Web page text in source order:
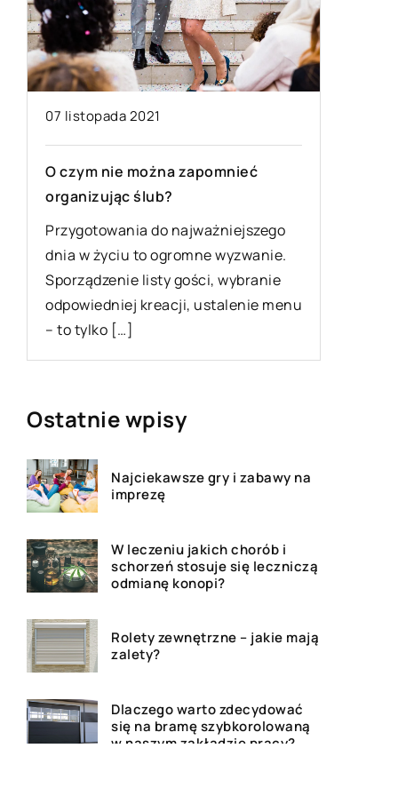
07 listopada 2021
O czym nie można zapomnieć
organizując ślub?
Przygotowania do najważniejszego
dnia w życiu to ogromne wyzwanie.
Sporządzenie listy gości, wybranie
odpowiedniej kreacji, ustalenie menu
– to tylko […]
Ostatnie wpisy
Najciekawsze gry i zabawy na
imprezę
W leczeniu jakich chorób i
schorzeń stosuje się leczniczą
odmianę konopi?
Rolety zewnętrzne – jakie mają
zalety?
Dlaczego warto zdecydować
się na bramę szybkorolowaną
w naszym zakładzie pracy?